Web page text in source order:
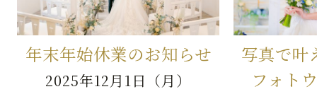
年末年始休業のお知らせ
2025年12月1日（月）
写真で
フォト